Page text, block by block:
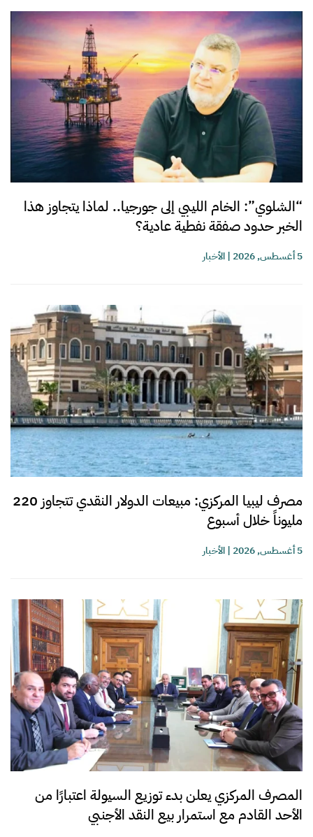
“الشلوي”: الخام الليبي إلى جورجيا.. لماذا يتجاوز هذا
الخبر حدود صفقة نفطية عادية؟
5 أغسطس, 2026 |الأخبار
مصرف ليبيا المركزي: مبيعات الدولار النقدي تتجاوز 220
مليوناً خلال أسبوع
5 أغسطس, 2026 |الأخبار
المصرف المركزي يعلن بدء توزيع السيولة اعتبارًا من
الأحد القادم مع استمرار بيع النقد الأجنبي